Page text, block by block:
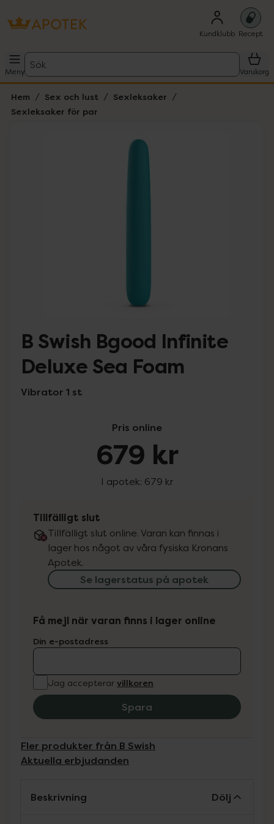
Kundklubb Recept
Meny
Sök
Varukorg
Hem Sex och lust
Sexleksaker
Sexleksaker för par
Lista: . Innehåller 3 objekt.
B Swish Bgood Infinite
Deluxe Sea Foam
Vibrator 1 st
Pris online
679 kr
I apotek: 679 kr
Tillfälligt slut
Tillfälligt slut online. Varan kan finnas i
lager hos något av våra fysiska Kronans
Apotek.
Se lagerstatus på apotek
Få mejl när varan finns i lager online
Din e-postadress
Jag accepterar villkoren
Spara
Fler produkter från B Swish
Aktuella erbjudanden
Beskrivning Dölj